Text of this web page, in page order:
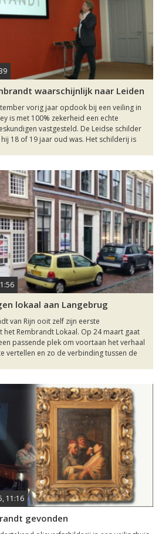
waarschijnlijk naar Leiden
vorig jaar opdook bij een veiling in
is met 100% zekerheid een echte
vastgesteld. De Leidse schilder
18 of 19 jaar oud was. Het schilderij is
lokaal aan Langebrug
van Rijn ooit zelf zijn eerste
het Rembrandt Lokaal. Op 24 maart gaat
passende plek om voortaan het verhaal
vertellen en zo de verbinding tussen de
11:16
gevonden